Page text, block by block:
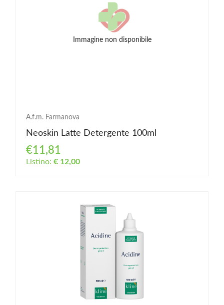
Immagine non disponibile
A.f.m. Farmanova
Neoskin Latte Detergente 100ml
€11,81
Listino: € 12,00